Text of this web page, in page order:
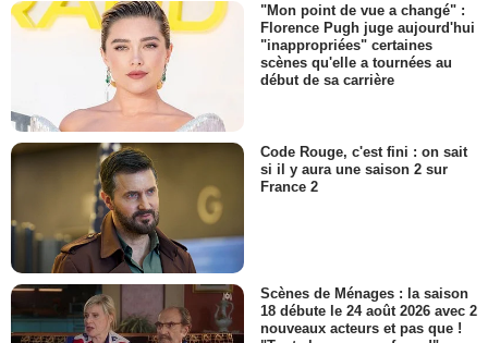
"Mon point de vue a changé" :
Florence Pugh juge aujourd'hui
"inappropriées" certaines
scènes qu'elle a tournées au
début de sa carrière
Code Rouge, c'est fini : on sait
si il y aura une saison 2 sur
France 2
Scènes de Ménages : la saison
18 débute le 24 août 2026 avec 2
nouveaux acteurs et pas que !